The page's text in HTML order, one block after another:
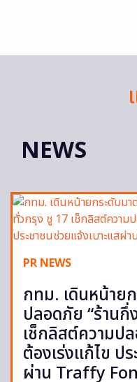
NEWS
PR NEWS
กทม. เดินหน้าย
ปลอดภัย “ร้านกึ่
เช็กลิสต์ความป
ต้องเร่งแก้ไข ป
ผ่าน Traffy